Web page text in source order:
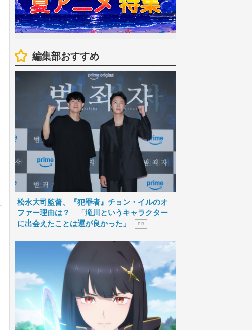
編集部おすすめ
松永大司監督、『犯罪者』チョン・イルのオ
ファー理由は？ 「滝川というキャラクター
に出会えたことは運が良かった」
P R